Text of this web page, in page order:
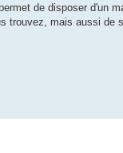
de disposer d'un
trouvez, mais aussi de